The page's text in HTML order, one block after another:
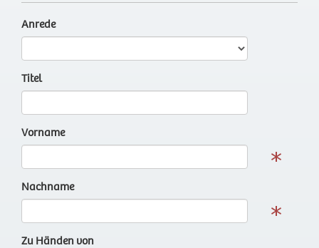
Anrede
Titel
Vorname
Nachname
Zu Händen von